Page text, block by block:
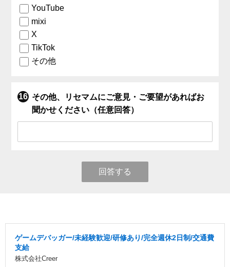
YouTube
mixi
X
TikTok
その他
その他、リセマムにご意見・ご要望があればお
聞かせください（任意回答）
回答する
ゲームデバッガー/未経験歓迎/研修あり/完全週休2日制/交通費
支給
株式会社Creer